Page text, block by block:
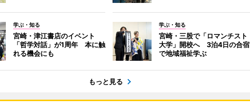
学ぶ・知る
宮崎・津江書店のイベント
「哲学対話」が1周年 本に触
れる機会にも
学ぶ・知る
宮崎・三股で「ロマンチスト
大学」開校へ 3泊4日の合宿
で地域福祉学ぶ
もっと見る